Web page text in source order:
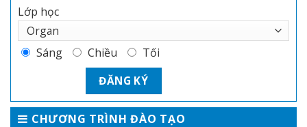
Lớp học
Sáng Chiều Tối
CHƯƠNG TRÌNH ĐÀO TẠO